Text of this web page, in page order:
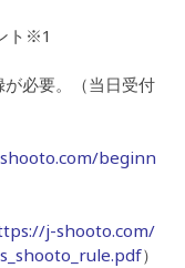
ト※1
必要。（当日受付
beginn
j-shooto.com/
）